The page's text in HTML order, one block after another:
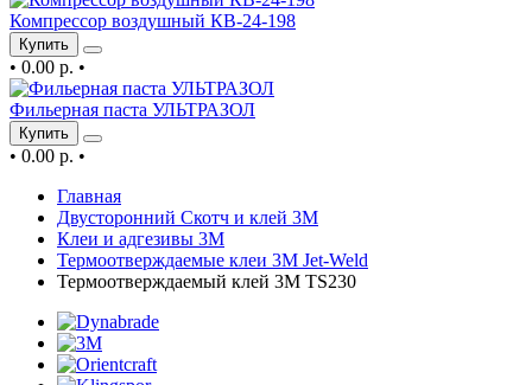
Компрессор воздушный КВ-24-198
Купить
• 0.00 р. •
Фильерная паста УЛЬТРАЗОЛ
Купить
• 0.00 р. •
Главная
Двусторонний Скотч и клей 3М
Клеи и адгезивы 3М
Термоотверждаемые клеи 3М Jet-Weld
Термоотверждаемый клей 3М TS230